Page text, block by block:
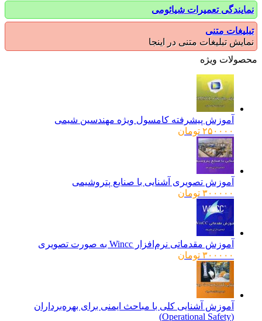
تعمیرات شیائومی
متنی
تبلیغات متنی در اینجا
ویژه
آموزش پیشرفته کامسول ویژه مهندسین شیمی
۲۵۰۰۰۰ تومان
آموزش تصویری آشنایی با صنایع پتروشیمی
۳۰۰۰۰۰ تومان
آموزش مقدماتی نرم‌افزار Wincc به صورت تصویری
۳۰۰۰۰۰ تومان
آموزش آشنایی کلی با مباحث ایمنی برای بهره‌برداران